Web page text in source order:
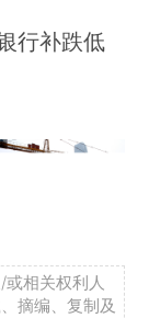
行补跌低
相关权利人
摘编、复制及